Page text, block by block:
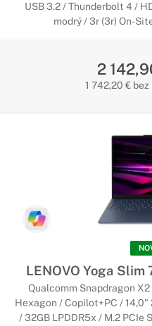
USB 3.2 / Thunderbolt 4 /
modrý / 3r (3r) On-
2
1 742,20 € bez
LENOVO Yoga Slim
Qualcomm Snapdragon
Hexagon / Copilot+PC /
/ 32GB LPDDR5x / M.2 PCIe